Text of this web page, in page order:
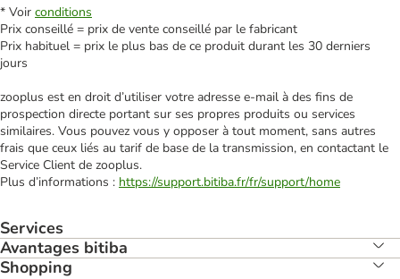
* Voir conditions
Prix conseillé = prix de vente conseillé par le fabricant
Prix habituel = prix le plus bas de ce produit durant les 30 derniers
jours
zooplus est en droit d’utiliser votre adresse e‑mail à des fins de
prospection directe portant sur ses propres produits ou services
similaires. Vous pouvez vous y opposer à tout moment, sans autres
frais que ceux liés au tarif de base de la transmission, en contactant le
Service Client de zooplus.
Plus d’informations : https://support.bitiba.fr/fr/support/home
Services
Avantages bitiba
Shopping